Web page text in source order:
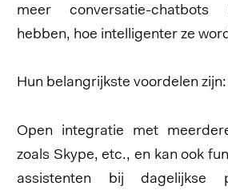
meer conversatie-chatbots
hebben, hoe intelligenter ze
Hun belangrijkste voordelen zijn:
Open integratie met
zoals Skype, etc., en kan ook
assistenten bij dagelijkse